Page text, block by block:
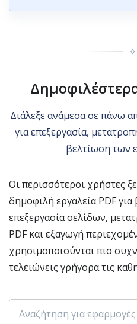
✧
Διάλεξε ανάμεσα σε πάνω
για επεξεργασία,
βελτίωση των
Οι περισσότεροι χρήστες
δημοφιλή εργαλεία PDF
επεξεργασία σελίδων,
PDF και εξαγωγή
χρησιμοποιούνται πιο
τελειώνεις γρήγορα τις